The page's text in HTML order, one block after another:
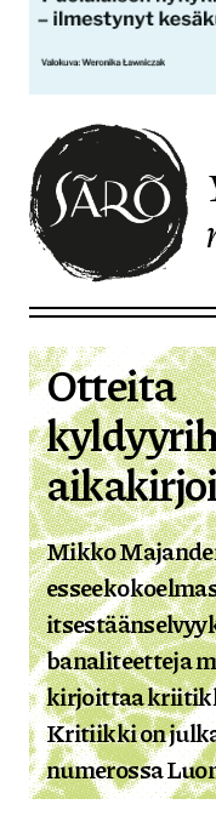
Otteita
Mikko
banaliteetteja
kirjoittaa
Kritiikki on
numerossa